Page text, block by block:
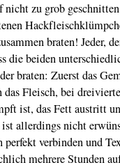
nicht zu grob
braten! Jeder,
die beiden
braten: Zuerst das
Fleisch, bei
ist, das Fett austritt
allerdings nicht
verbinden und
mehrere Stunden